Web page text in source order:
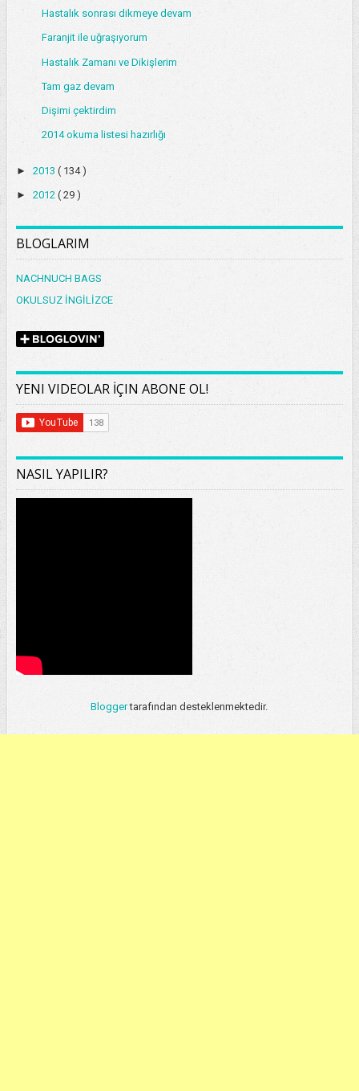
Hastalık sonrası dikmeye devam
Faranjit ile uğraşıyorum
Hastalık Zamanı ve Dikişlerim
Tam gaz devam
Dişimi çektirdim
2014 okuma listesi hazırlığı
► 2013 ( 134 )
► 2012 ( 29 )
BLOGLARIM
NACHNUCH BAGS
OKULSUZ İNGİLİZCE
YENI VIDEOLAR İÇIN ABONE OL!
NASIL YAPILIR?
Bloggertarafından desteklenmektedir.